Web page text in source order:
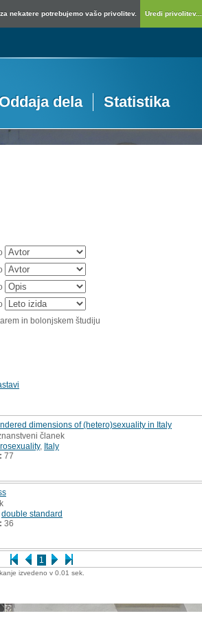
nekatere potrebujemo vašo privolitev. Uredi privolitev...
dela Statistika
in bolonjskem študiju
1
dimensions of (hetero)sexuality in Italy
članek
, Italy
77
double standard
36
izvedeno v 0.01 sek.